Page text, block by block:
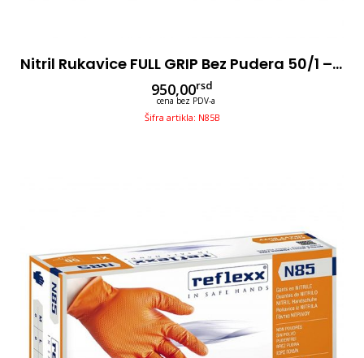
Nitril Rukavice FULL GRIP Bez Pudera 50/1 – Crne
950,00rsd
cena bez PDV-a
Šifra artikla: N85B